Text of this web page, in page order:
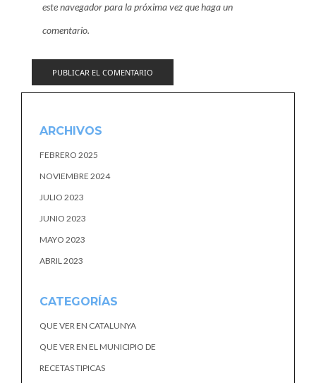
este navegador para la próxima vez que haga un
comentario.
ARCHIVOS
FEBRERO 2025
NOVIEMBRE 2024
JULIO 2023
JUNIO 2023
MAYO 2023
ABRIL 2023
CATEGORÍAS
QUE VER EN CATALUNYA
QUE VER EN EL MUNICIPIO DE
RECETAS TIPICAS